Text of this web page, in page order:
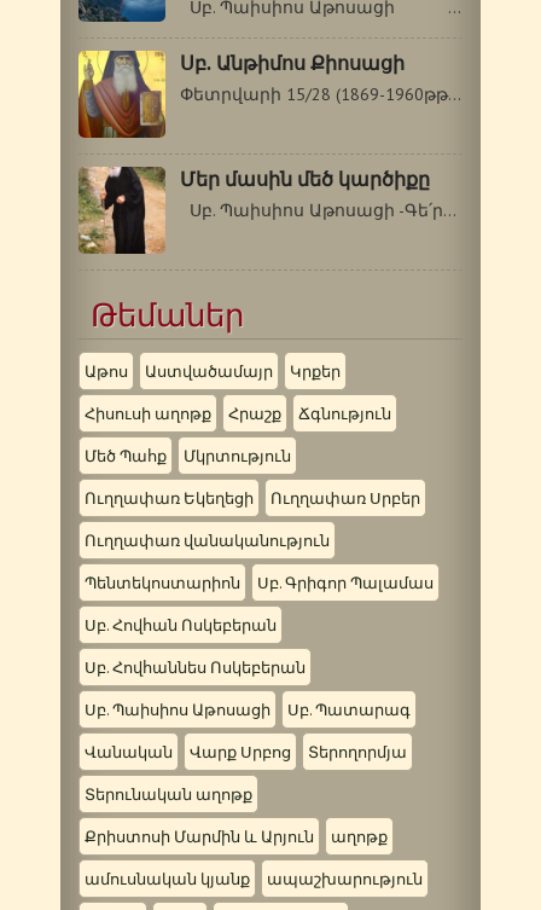
Սբ. Պաիսիոս Աթոսացի - Գե՛րոնդա,…
Սբ. Անթիմոս Քիոսացի
Փետրվարի 15/28 (1869-1960թթ.) Սբ. Անթիմոս…
Մեր մասին մեծ կարծիքը
Սբ. Պաիսիոս Աթոսացի -Գե՛րոնդա, ինչու՞…
Թեմաներ
Աթոս Աստվածամայր Կրքեր
Հիսուսի աղոթք Հրաշք Ճգնություն
Մեծ Պահք Մկրտություն
Ուղղափառ Եկեղեցի Ուղղափառ Սրբեր
Ուղղափառ վանականություն
Պենտեկոստարիոն Սբ. Գրիգոր Պալամաս
Սբ. Հովհան Ոսկեբերան
Սբ. Հովհաննես Ոսկեբերան
Սբ. Պաիսիոս Աթոսացի Սբ. Պատարագ
Վանական Վարք Սրբոց Տերողորմյա
Տերունական աղոթք
Քրիստոսի Մարմին և Արյուն աղոթք
ամուսնական կյանք ապաշխարություն